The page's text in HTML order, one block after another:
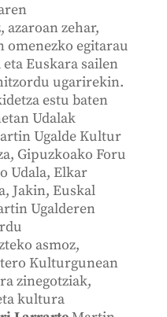
zehar,
egitarau
Euskara sailen
ugarirekin.
estu baten
Udalak
Ugalde Kultur
Gipuzkoako Foru
Udala, Elkar
Jakin, Euskal
Ugalderen
asmoz,
Kulturgunean
zinegotziak,
kultura